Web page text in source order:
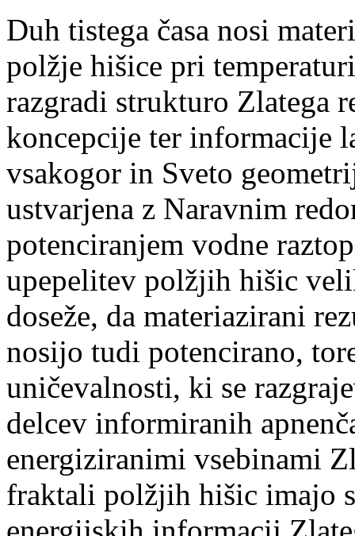
Duh tistega časa nosi
polžje hišice pri
razgradi strukturo Zlatega
koncepcije ter informacije
vsakogor in Sveto
ustvarjena z Naravnim
potenciranjem vodne
upepelitev polžjih hišic
doseže, da materiazirani
nosijo tudi potencirano,
uničevalnosti, ki se
delcev informiranih
energiziranimi vsebinami
fraktali polžjih hišic imajo